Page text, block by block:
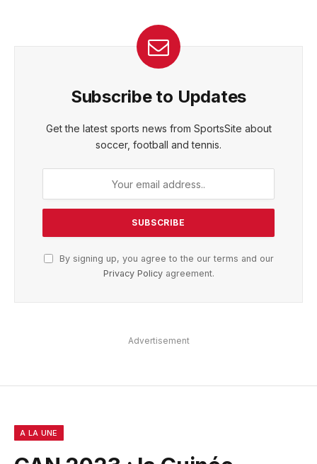
Subscribe to Updates
Get the latest sports news from SportsSite about
soccer, football and tennis.
By signing up, you agree to the our terms and our
Privacy Policyagreement.
Advertisement
A LA UNE